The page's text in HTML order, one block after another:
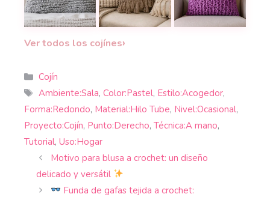
Una almohada a crochet con textura preciosa
24 cojines a crochet tan bonitos
Este cojín en
Ver todos los cojínes›
Categorías
Cojín
Etiquetas
Ambiente:Sala, Color:Pastel, Estilo:Acogedor,
Forma:Redondo, Material:Hilo Tube, Nivel:Ocasional,
Proyecto:Cojín, Punto:Derecho, Técnica:A mano,
Tutorial, Uso:Hogar
Motivo para blusa a crochet: un diseño
delicado y versátil
Funda de gafas tejida a crochet: